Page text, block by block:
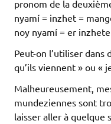
pronom de la
nyamí = inzhet =
noy nyamí = er
Peut-on l’utiliser dans
qu’ils viennent » ou «
Malheureusement,
mundeziennes sont
laisser aller à quelque